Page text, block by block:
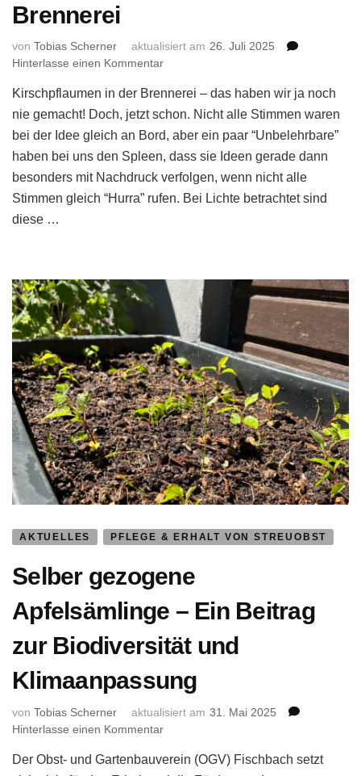
Brennerei
von Tobias Scherner aktualisiert am 26. Juli 2025
Hinterlasse einen Kommentarzu
Erntesaison
ist
eröffnet
Kirschpflaumen
/
Wildmirabellen
Kirschpflaumen in der Brennerei – das haben wir ja noch
nie gemacht! Doch, jetzt schon. Nicht alle Stimmen waren
bei der Idee gleich an Bord, aber ein paar “Unbelehrbare”
haben bei uns den Spleen, dass sie Ideen gerade dann
besonders mit Nachdruck verfolgen, wenn nicht alle
Stimmen gleich “Hurra” rufen. Bei Lichte betrachtet sind
diese …
AKTUELLES PFLEGE & ERHALT VON STREUOBST
Selber gezogene
Apfelsämlinge – Ein Beitrag
zur Biodiversität und
Klimaanpassung
von Tobias Scherner aktualisiert am 31. Mai 2025
Hinterlasse einen Kommentarzu
gezogene
Der Obst- und Gartenbauverein (OGV) Fischbach setzt